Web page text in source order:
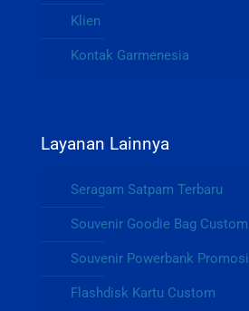
Klien
Kontak Garmenesia
Layanan Lainnya
Seragam Satpam Terbaru
Souvenir Goodie Bag Custom
Souvenir Powerbank Promosi
Flashdisk Kartu Custom